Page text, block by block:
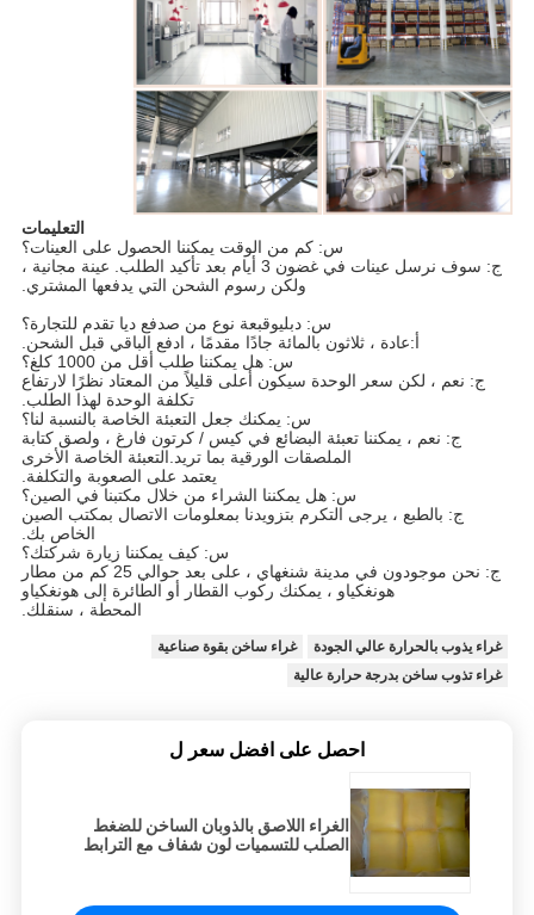
التعليمات
س: كم من الوقت يمكننا الحصول على العينات؟
ج: سوف نرسل عينات في غضون 3 أيام بعد تأكيد الطلب. عينة مجانية ،
ولكن رسوم الشحن التي يدفعها المشتري.
س: دبليوقبعة نوع من صدفع ديا تقدم للتجارة؟
أ:عادة ، ثلاثون بالمائة جادًا مقدمًا ، ادفع الباقي قبل الشحن.
س: هل يمكننا طلب أقل من 1000 كلغ؟
ج: نعم ، لكن سعر الوحدة سيكون أعلى قليلاً من المعتاد نظرًا لارتفاع
تكلفة الوحدة لهذا الطلب.
س: يمكنك جعل التعبئة الخاصة بالنسبة لنا؟
ج: نعم ، يمكننا تعبئة البضائع في كيس / كرتون فارغ ، ولصق كتابة
الملصقات الورقية بما تريد.التعبئة الخاصة الأخرى
يعتمد على الصعوبة والتكلفة.
س: هل يمكننا الشراء من خلال مكتبنا في الصين؟
ج: بالطبع ، يرجى التكرم بتزويدنا بمعلومات الاتصال بمكتب الصين
الخاص بك.
س: كيف يمكننا زيارة شركتك؟
ج: نحن موجودون في مدينة شنغهاي ، على بعد حوالي 25 كم من مطار
هونغكياو ، يمكنك ركوب القطار أو الطائرة إلى هونغكياو
المحطة ، سنقلك.
غراء يذوب بالحرارة عالي الجودة
غراء ساخن بقوة صناعية
غراء تذوب ساخن بدرجة حرارة عالية
احصل على افضل سعر ل
الغراء اللاصق بالذوبان الساخن للضغط
الصلب للتسميات لون شفاف مع الترابط